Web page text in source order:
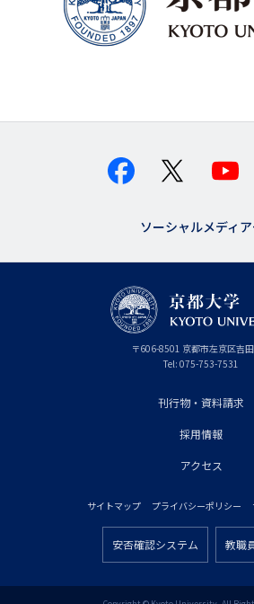
ソーシャルメディ
〒606-8501 京
都
府
京都市左京区吉
Tel: 075-753-7531
刊行物・資料請求
採用情報
アクセス
タ
サイトマップ プライバシーポリシー
ッ
安否確認システム 教職